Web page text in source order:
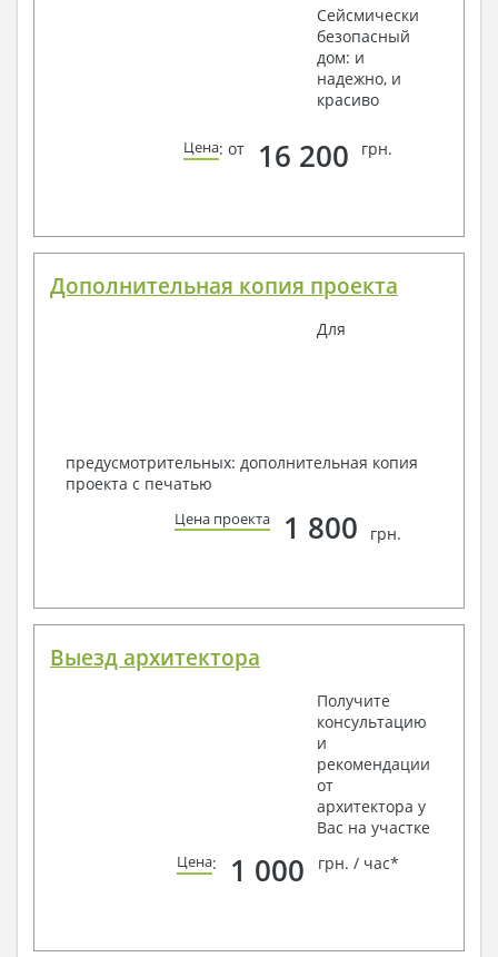
Сейсмически
безопасный
дом: и
надежно, и
красиво
Цена: от 16 200 грн.
Дополнительная копия проекта
Для
предусмотрительных: дополнительная копия
проекта с печатью
Цена проекта 1 800 грн.
Выезд архитектора
Получите
консультацию
и
рекомендации
от
архитектора у
Вас на участке
Цена: 1 000 грн. / час*